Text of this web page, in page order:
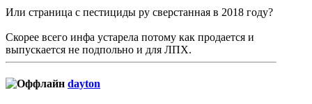
Или страница с пестициды ру сверстанная в 2018 году?
Скорее всего инфа устарела потому как продается и
выпускается не подпольно и для ЛПХ.
dayton